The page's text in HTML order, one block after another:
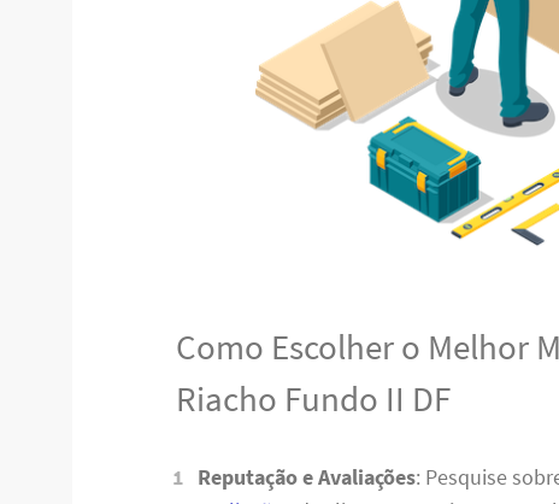
Como Escolher o Melhor
Riacho Fundo II DF
Reputação e Avaliações: Pesquise